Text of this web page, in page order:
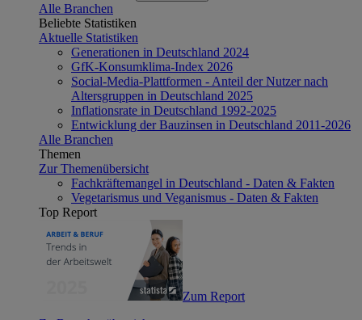
Alle Branchen
Beliebte Statistiken
Aktuelle Statistiken
Generationen in Deutschland 2024
GfK-Konsumklima-Index 2026
Social-Media-Plattformen - Anteil der Nutzer nach
Altersgruppen in Deutschland 2025
Inflationsrate in Deutschland 1992-2025
Entwicklung der Bauzinsen in Deutschland 2011-2026
Alle Branchen
Themen
Zur Themenübersicht
Fachkräftemangel in Deutschland - Daten & Fakten
Vegetarismus und Veganismus - Daten & Fakten
Top Report
Zum Report